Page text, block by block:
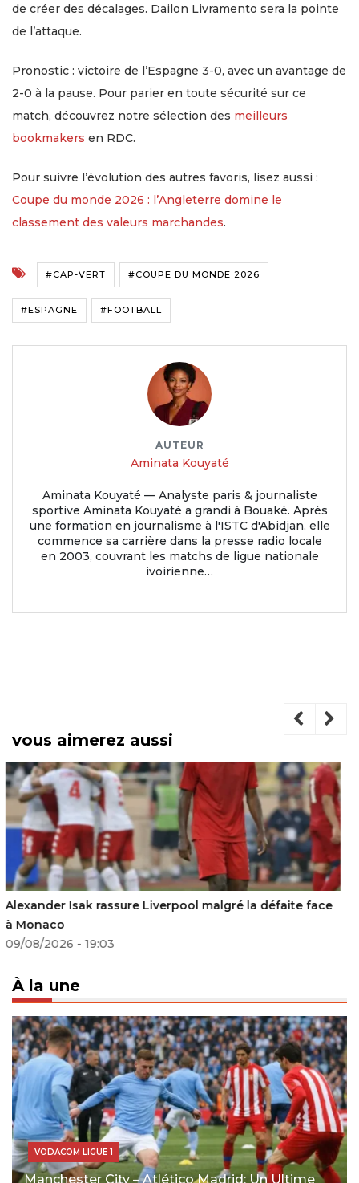
de créer des décalages. Dailon Livramento sera la pointe
de l’attaque.
Pronostic : victoire de l’Espagne 3-0, avec un avantage de
2-0 à la pause. Pour parier en toute sécurité sur ce
match, découvrez notre sélection des meilleurs
bookmakers en RDC.
Pour suivre l’évolution des autres favoris, lisez aussi :
Coupe du monde 2026 : l’Angleterre domine le
classement des valeurs marchandes.
#CAP-VERT #COUPE DU MONDE 2026
#ESPAGNE #FOOTBALL
AUTEUR
Aminata Kouyaté
Aminata Kouyaté — Analyste paris & journaliste
sportive Aminata Kouyaté a grandi à Bouaké. Après
une formation en journalisme à l'ISTC d'Abidjan, elle
commence sa carrière dans la presse radio locale
en 2003, couvrant les matchs de ligue nationale
ivoirienne…
vous aimerez aussi
L’Allemagne écrase Curaçao 7-1 et dépasse le Brésil au
palmarès des buteurs
15/06/2026 - 02:27
À la une
VODACOM LIGUE 1
Manchester City – Atlético Madrid: Un Ultime